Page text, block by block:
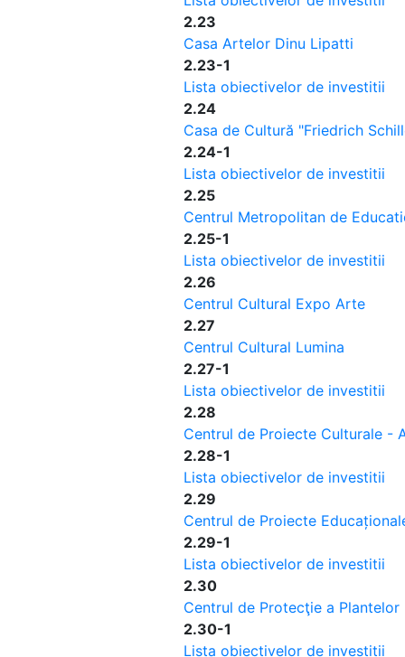
2.23
Casa Artelor Dinu Lipatti
2.23-1
Lista obiectivelor de investitii
2.24
Casa de Cultură "Friedrich
2.24-1
Lista obiectivelor de investitii
2.25
Centrul Metropolitan de
2.25-1
Lista obiectivelor de investitii
2.26
Centrul Cultural Expo Arte
2.27
Centrul Cultural Lumina
2.27-1
Lista obiectivelor de investitii
2.28
Centrul de Proiecte Culturale -
2.28-1
Lista obiectivelor de investitii
2.29
Centrul de Proiecte
2.29-1
Lista obiectivelor de investitii
2.30
Centrul de Protecţie a Plantelor
2.30-1
Lista obiectivelor de investitii